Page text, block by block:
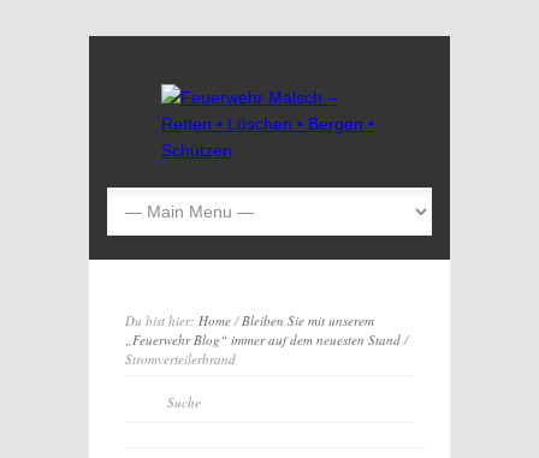
Du bist hier: Home/Bleiben Sie mit unserem
„Feuerwehr Blog“ immer auf dem neuesten Stand/
Stromverteilerbrand